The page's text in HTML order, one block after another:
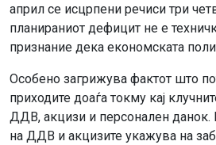
април се исцрпени речиси три
планираниот дефицит не е
признание дека економската
Особено загрижува фактот што
приходите доаѓа токму кај
ДДВ, акцизи и персонален данок.
на ДДВ и акцизите укажува на